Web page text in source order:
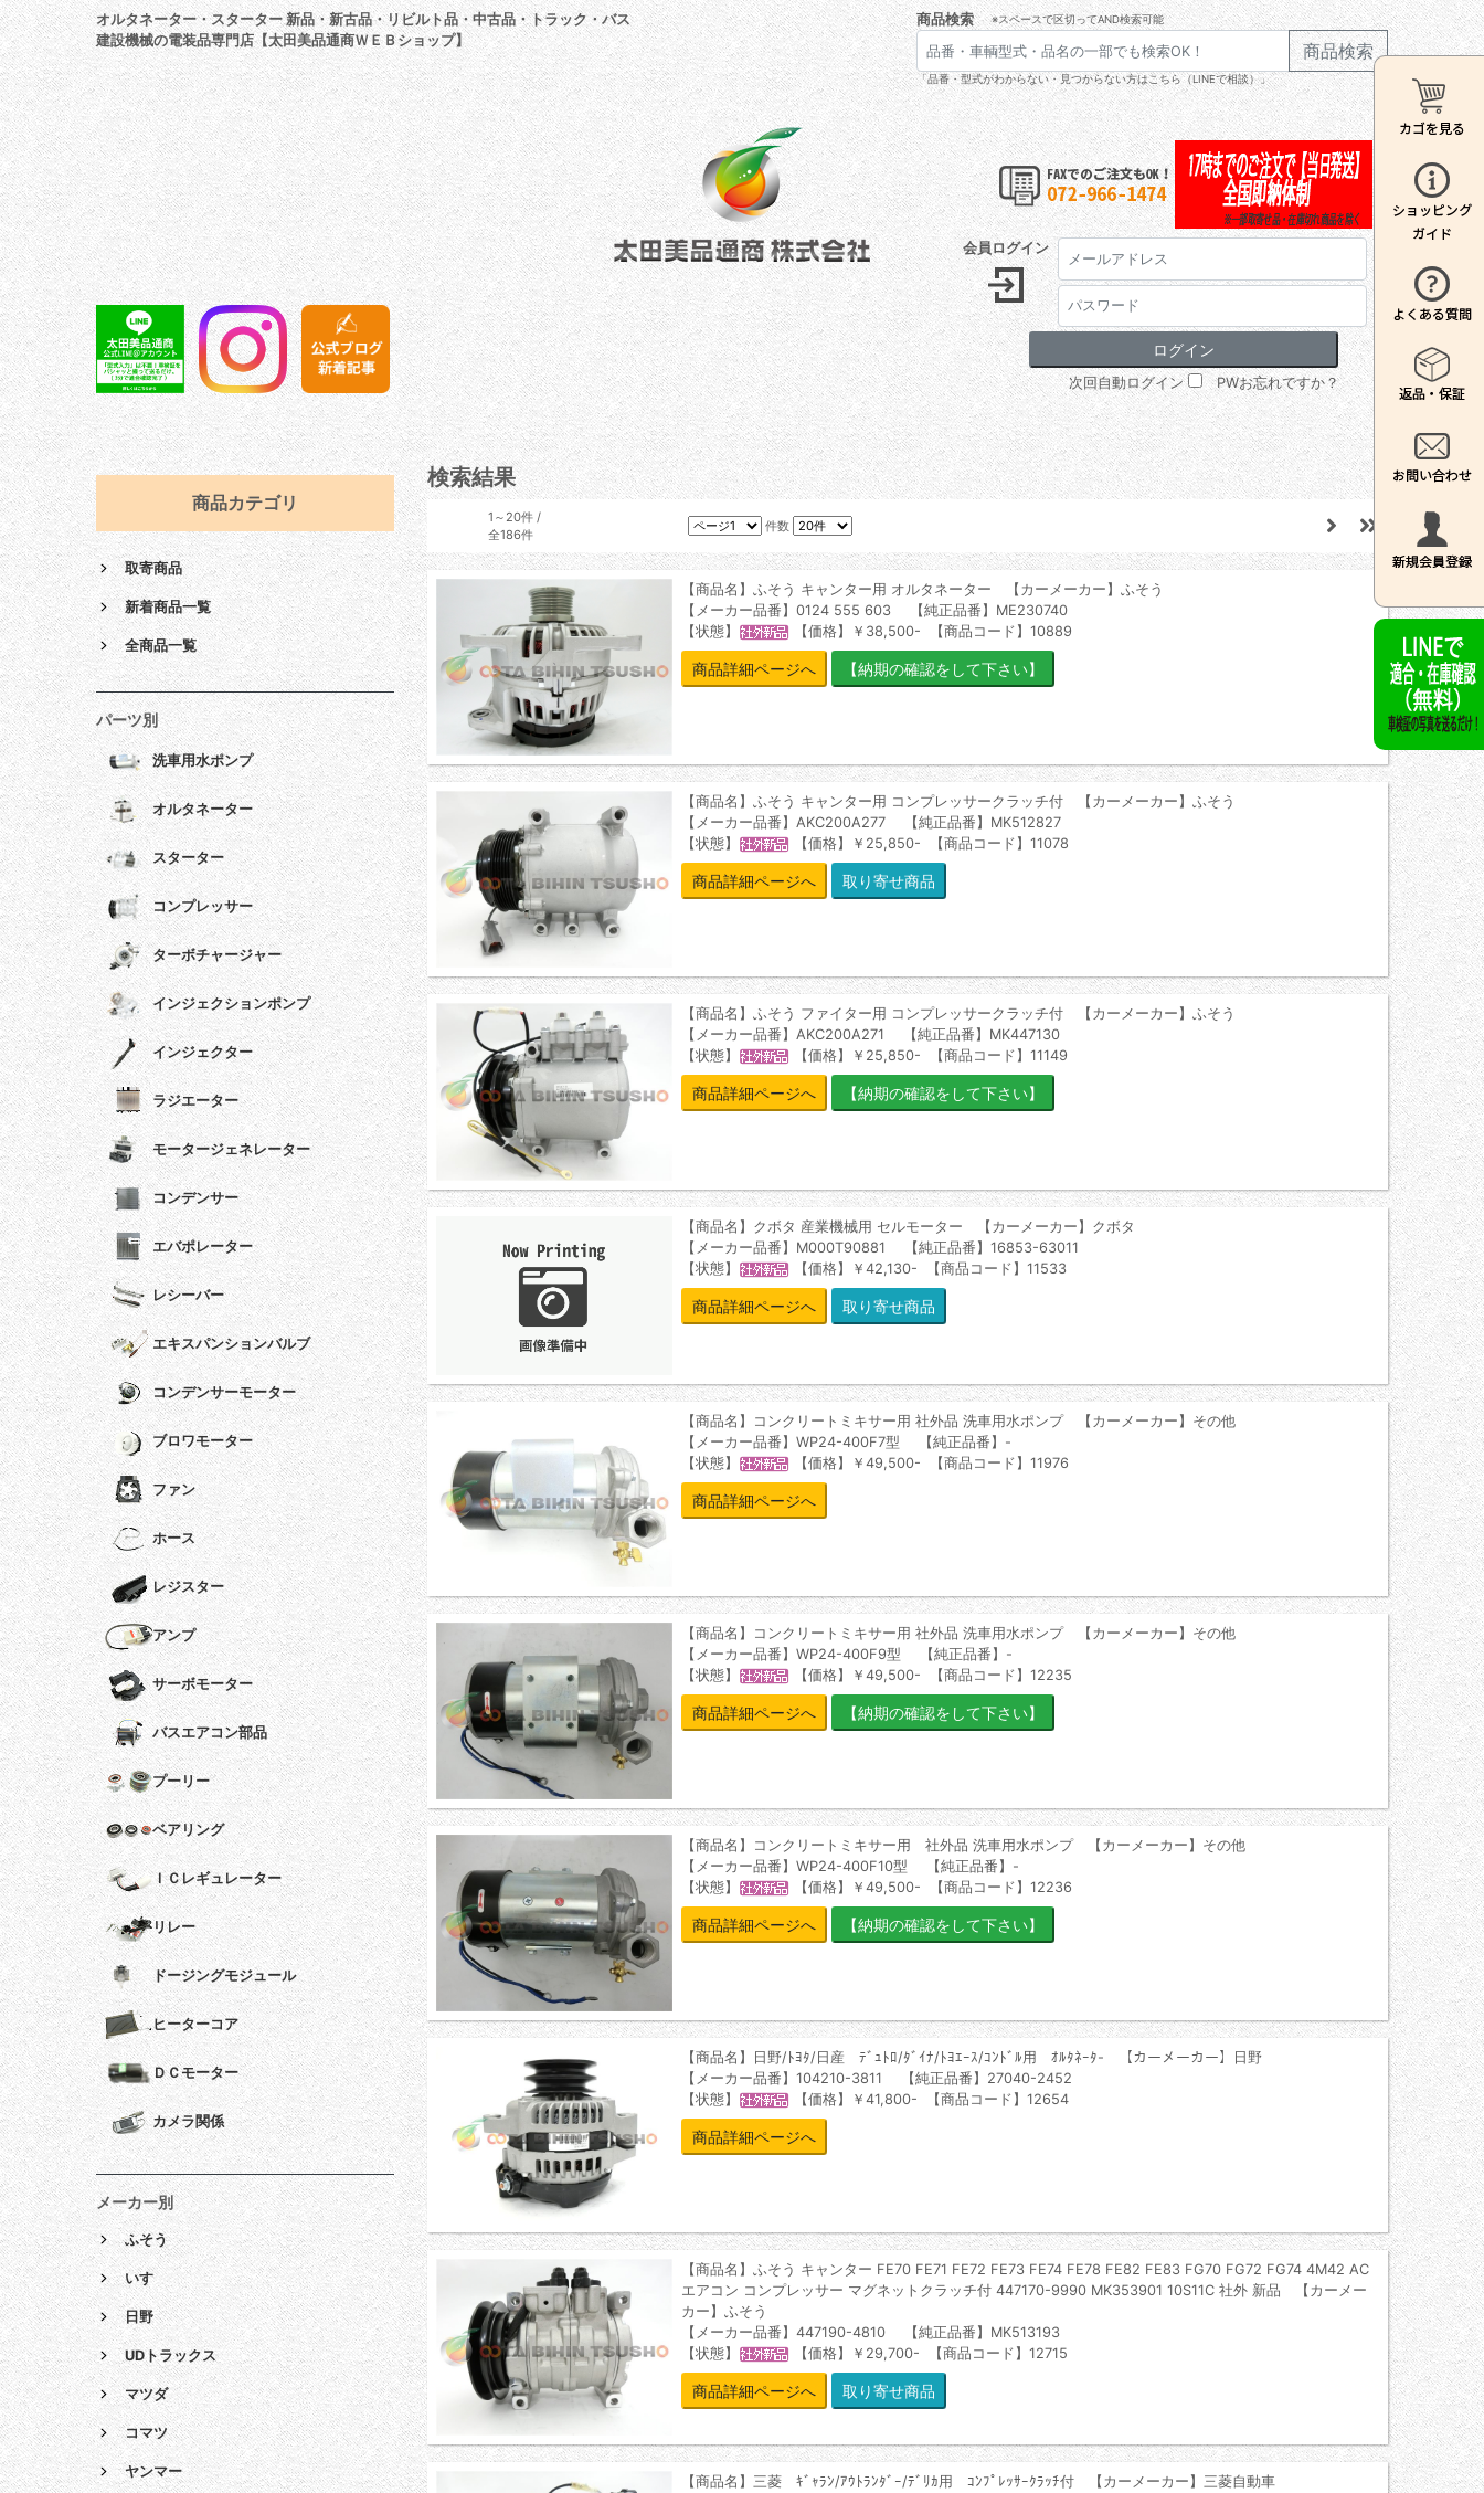
オルタネーター・スターター 新品・新古品・リビルト品・中古品・トラック・バス
建設機械の電装品専門店【太田美品通商ＷＥＢショップ】
商品検索 ※スペースで区切ってAND検索可能
商品検索
「品番・型式がわからない・見つからない方はこちら（LINEで相談）」
会員ログイン
次回自動ログイン PWお忘れですか？
検索結果
1～20件 /
全186件
件数
【商品名】ふそう キャンター用 オルタネーター 【カーメーカー】ふそう
【メーカー品番】0124 555 603 【純正品番】ME230740
【状態】
【価格】￥38,500- 【商品コード】10889
商品詳細ページへ
【商品名】ふそう キャンター用 コンプレッサークラッチ付 【カーメーカー】ふそう
【メーカー品番】AKC200A277 【純正品番】MK512827
【状態】
【価格】￥25,850- 【商品コード】11078
商品詳細ページへ
【商品名】ふそう ファイター用 コンプレッサークラッチ付 【カーメーカー】ふそう
【メーカー品番】AKC200A271 【純正品番】MK447130
【状態】
【価格】￥25,850- 【商品コード】11149
商品詳細ページへ
【商品名】クボタ 産業機械用 セルモーター 【カーメーカー】クボタ
【メーカー品番】M000T90881 【純正品番】16853-63011
【状態】
【価格】￥42,130- 【商品コード】11533
商品詳細ページへ
【商品名】コンクリートミキサー用 社外品 洗車用水ポンプ 【カーメーカー】その他
【メーカー品番】WP24-400F7型 【純正品番】-
【状態】
【価格】￥49,500- 【商品コード】11976
商品詳細ページへ
【商品名】コンクリートミキサー用 社外品 洗車用水ポンプ 【カーメーカー】その他
【メーカー品番】WP24-400F9型 【純正品番】-
【状態】
【価格】￥49,500- 【商品コード】12235
商品詳細ページへ
【商品名】コンクリートミキサー用 社外品 洗車用水ポンプ 【カーメーカー】その他
【メーカー品番】WP24-400F10型 【純正品番】-
【状態】
【価格】￥49,500- 【商品コード】12236
商品詳細ページへ
【商品名】日野/ﾄﾖﾀ/日産 ﾃﾞｭﾄﾛ/ﾀﾞｲﾅ/ﾄﾖｴｰｽ/ｺﾝﾄﾞﾙ用 ｵﾙﾀﾈｰﾀ- 【カーメーカー】日野
【メーカー品番】104210-3811 【純正品番】27040-2452
【状態】
【価格】￥41,800- 【商品コード】12654
商品詳細ページへ
【商品名】ふそう キャンター FE70 FE71 FE72 FE73 FE74 FE78 FE82 FE83 FG70 FG72 FG74 4M42 AC
エアコン コンプレッサー マグネットクラッチ付 447170-9990 MK353901 10S11C 社外 新品 【カーメー
カー】ふそう
【メーカー品番】447190-4810 【純正品番】MK513193
【状態】
【価格】￥29,700- 【商品コード】12715
商品詳細ページへ
【商品名】三菱 ｷﾞｬﾗﾝ/ｱｳﾄﾗﾝﾀﾞｰ/ﾃﾞﾘｶ用 ｺﾝﾌﾟﾚｯｻｰｸﾗｯﾁ付 【カーメーカー】三菱自動車
商品カテゴリ
取寄商品
新着商品一覧
全商品一覧
パーツ別
洗車用水ポンプ
オルタネーター
スターター
コンプレッサー
ターボチャージャー
インジェクションポンプ
インジェクター
ラジエーター
モータージェネレーター
コンデンサー
エバポレーター
レシーバー
エキスパンションバルブ
コンデンサーモーター
ブロワモーター
ファン
ホース
レジスター
アンプ
サーボモーター
バスエアコン部品
プーリー
ベアリング
ＩＣレギュレーター
リレー
ドージングモジュール
ヒーターコア
ＤＣモーター
カメラ関係
メーカー別
ふそう
いすゞ
日野
UDトラックス
マツダ
コマツ
ヤンマー